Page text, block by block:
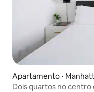
Apartamento ⋅
Dois quartos no centro